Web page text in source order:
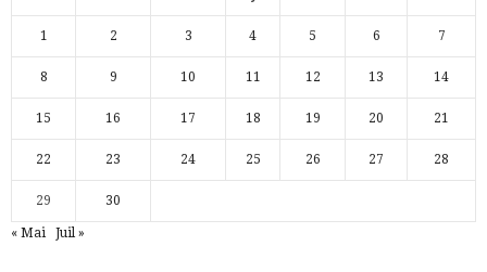
1 2 3 4 5 6 7
8 9 10 11 12 13 14
15 16 17 18 19 20 21
22 23 24 25 26 27 28
29 30
« Mai Juil »